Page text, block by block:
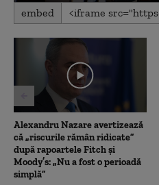
0
seconds
7
minutes,
seconds
embed
Alexandru Nazare avertizează
că „riscurile rămân ridicate”
după rapoartele Fitch și
Moody’s: „Nu a fost o perioadă
simplă”